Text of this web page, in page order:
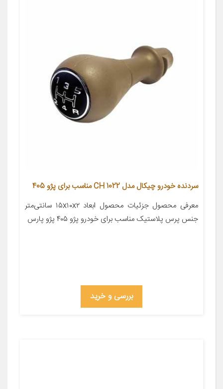
سردنده خودرو چیکال مدل CH 1022 مناسب برای پژو 405
معرفی محصول جزئیات محصول ابعاد ۱۵x۱۰x۲ سانتی‌متر
جنس پرس پلاستیک مناسب برای خودرو پژو ۴۰۵ پژو پارس
بررسی و خرید